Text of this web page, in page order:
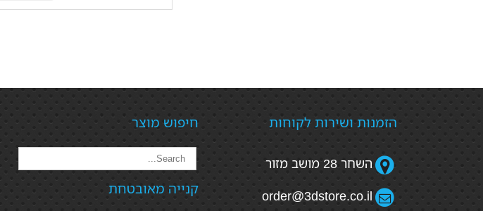
הזמנות ושירות לקוחות
השחר 28 מושב מזור
order@3dstore.co.il
חיפוש מוצר
קנייה מאובטחת